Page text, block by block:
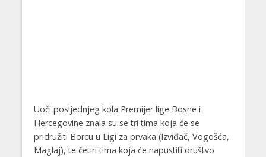
Uoči posljednjeg kola Premijer lige Bosne i
Hercegovine znala su se tri tima koja će se
pridružiti Borcu u Ligi za prvaka (Izviđač, Vogošća,
Maglaj), te četiri tima koja će napustiti društvo